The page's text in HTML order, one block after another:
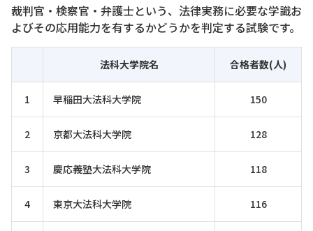
裁判官・検察官・弁護士という、法律実務に必要な学識お
よびその応用能力を有するかどうかを判定する試験です。
法科大学院名 合格者数(人)
1 早稲田大法科大学院 150
2 京都大法科大学院 128
3 慶応義塾大法科大学院 118
4 東京大法科大学院 116